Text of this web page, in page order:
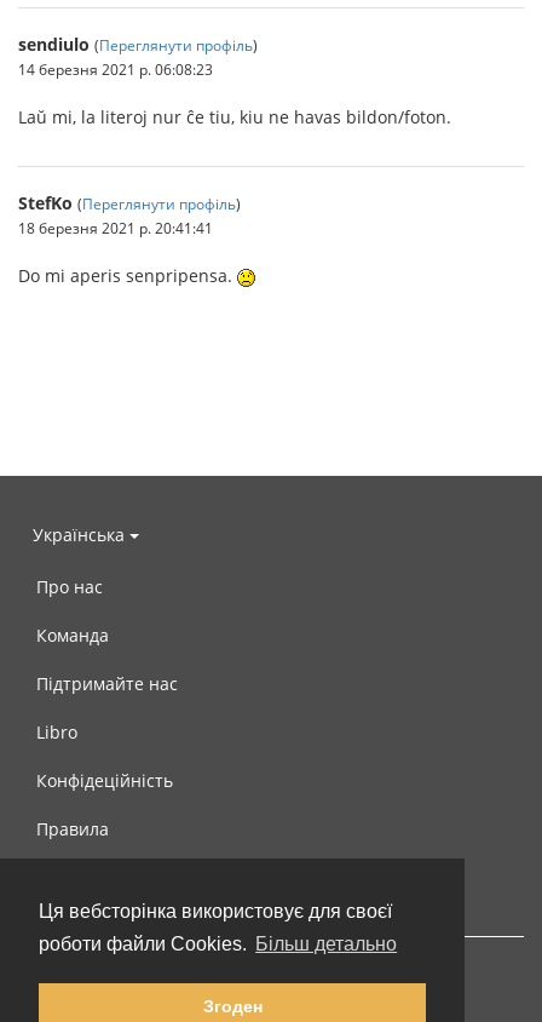
Ця вебсторінка використовує для своєї
роботи файли Cookies. Більш детально
Згоден
sendiulo (Переглянути профіль)
14 березня 2021 р. 06:08:23
Laŭ mi, la literoj nur ĉe tiu, kiu ne havas bildon/foton.
StefKo (Переглянути профіль)
18 березня 2021 р. 20:41:41
Do mi aperis senpripensa.
Українська
Про нас
Команда
Підтримайте нас
Libro
Конфідеційність
Правила